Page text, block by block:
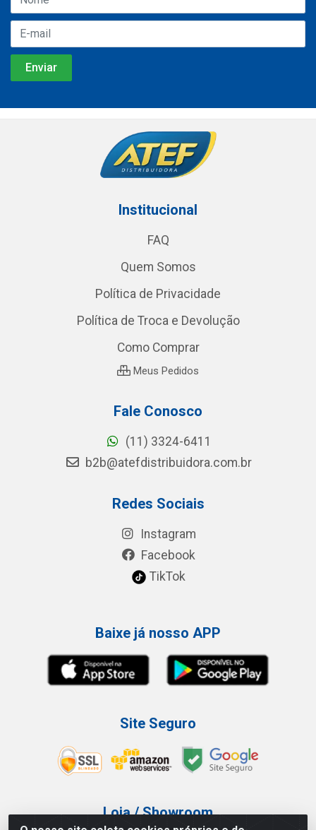
Institucional
FAQ
Quem Somos
Política de Privacidade
Política de Troca e Devolução
Como Comprar
Meus Pedidos
Fale Conosco
(11) 3324-6411
b2b@atefdistribuidora.com.br
Redes Sociais
Instagram
Facebook
TikTok
Baixe já nosso APP
Site Seguro
Loja / Showroom